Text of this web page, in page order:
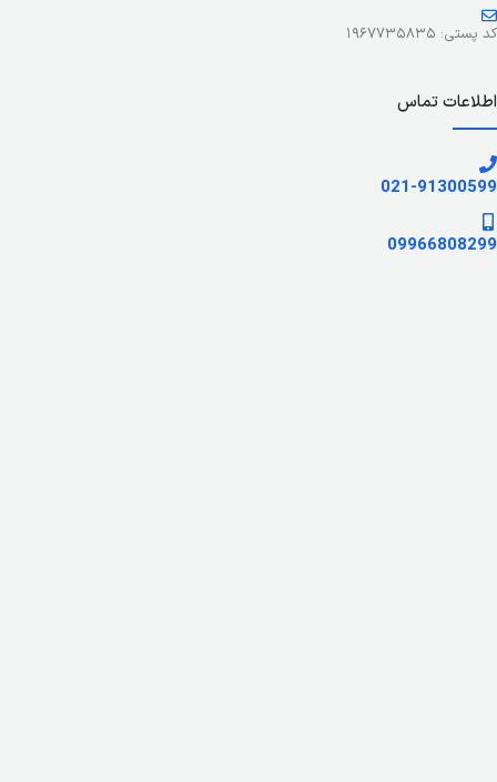
کد پستی: ۱۹۶۷۷۳۵۸۳۵
اطلاعات تماس
021-91300599
09966808299